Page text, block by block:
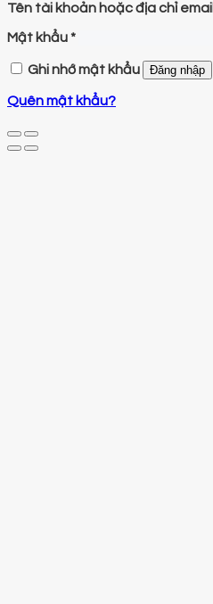
Tên tài khoản hoặc địa chỉ email
Mật khẩu*
Ghi nhớ mật khẩu Đăng nhập
Quên mật khẩu?